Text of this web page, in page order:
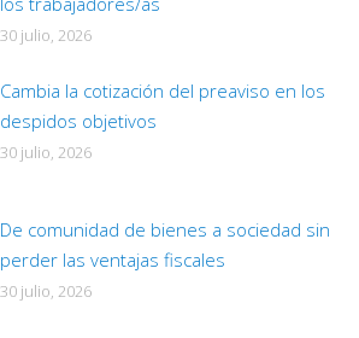
30 julio, 2026
Cambia la cotización del preaviso en los
despidos objetivos
30 julio, 2026
De comunidad de bienes a sociedad sin
perder las ventajas fiscales
30 julio, 2026